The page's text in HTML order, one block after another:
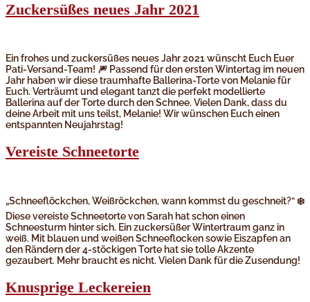
Zuckersüßes neues Jahr 2021
Ein frohes und zuckersüßes neues Jahr 2021 wünscht Euch Euer
Pati-Versand-Team! 🎆 Passend für den ersten Wintertag im neuen
Jahr haben wir diese traumhafte Ballerina-Torte von Melanie für
Euch. Verträumt und elegant tanzt die perfekt modellierte
Ballerina auf der Torte durch den Schnee. Vielen Dank, dass du
deine Arbeit mit uns teilst, Melanie! Wir wünschen Euch einen
entspannten Neujahrstag!
Vereiste Schneetorte
„Schneeflöckchen, Weißröckchen, wann kommst du geschneit?“ ❄️
Diese vereiste Schneetorte von Sarah hat schon einen
Schneesturm hinter sich. Ein zuckersüßer Wintertraum ganz in
weiß. Mit blauen und weißen Schneeflocken sowie Eiszapfen an
den Rändern der 4-stöckigen Torte hat sie tolle Akzente
gezaubert. Mehr braucht es nicht. Vielen Dank für die Zusendung!
Knusprige Leckereien